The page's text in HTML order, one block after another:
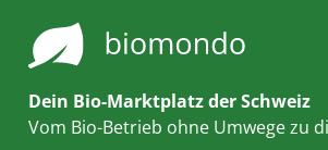
Dein Bio-Marktplatz der Schweiz
Vom Bio-Betrieb ohne Umwege zu